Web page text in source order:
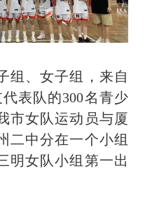
、女子组，来自
表队的300名青少
市女队运动员与厦
二中分在一个小组
明女队小组第一出